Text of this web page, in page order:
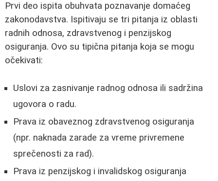
Prvi deo ispita obuhvata poznavanje domaćeg
zakonodavstva. Ispitivaju se tri pitanja iz oblasti
radnih odnosa, zdravstvenog i penzijskog
osiguranja. Ovo su tipična pitanja koja se mogu
očekivati:
Uslovi za zasnivanje radnog odnosa ili sadržina
ugovora o radu.
Prava iz obaveznog zdravstvenog osiguranja
(npr. naknada zarade za vreme privremene
sprečenosti za rad).
Prava iz penzijskog i invalidskog osiguranja